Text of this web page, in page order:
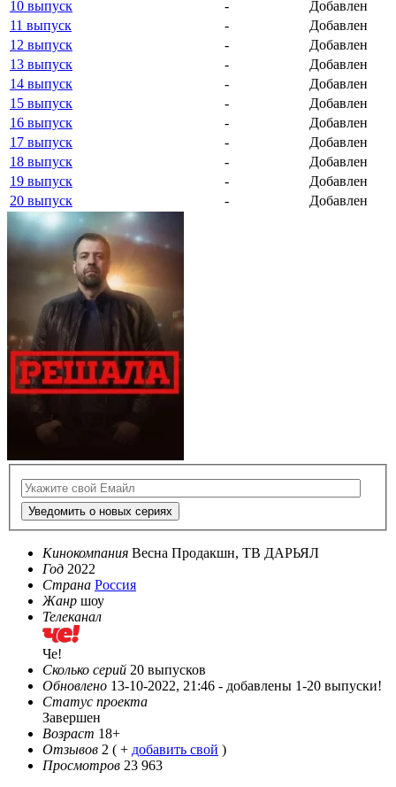
10 выпуск
-
Добавлен
11 выпуск
-
Добавлен
12 выпуск
-
Добавлен
13 выпуск
-
Добавлен
14 выпуск
-
Добавлен
15 выпуск
-
Добавлен
16 выпуск
-
Добавлен
17 выпуск
-
Добавлен
18 выпуск
-
Добавлен
19 выпуск
-
Добавлен
20 выпуск
- Добавлен
Уведомить о новых сериях
Кинокомпания Весна Продакшн, ТВ ДАРЬЯЛ
Год 2022
Страна Россия
Жанр шоу
Телеканал
Че!
Сколько серий 20 выпусков
Обновлено 13-10-2022, 21:46 - добавлены 1-20 выпуски!
Статус проекта
Завершен
Возраст 18+
Отзывов 2 ( + добавить свой )
Просмотров 23 963